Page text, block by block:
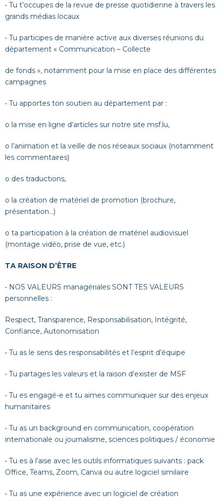
• Tu t’occupes de la revue de presse quotidienne à travers les
grands médias locaux
• Tu participes de manière active aux diverses réunions du
département « Communication – Collecte
de fonds », notamment pour la mise en place des différentes
campagnes
• Tu apportes ton soutien au département par :
o la mise en ligne d’articles sur notre site msf.lu,
o l’animation et la veille de nos réseaux sociaux (notamment
les commentaires)
o des traductions,
o la création de matériel de promotion (brochure,
présentation…)
o ta participation à la création de matériel audiovisuel
(montage vidéo, prise de vue, etc.)
TA RAISON D’ÊTRE
• NOS VALEURS managériales SONT TES VALEURS
personnelles :
Respect, Transparence, Responsabilisation, Intégrité,
Confiance, Autonomisation
• Tu as le sens des responsabilités et l’esprit d’équipe
• Tu partages les valeurs et la raison d’exister de MSF
• Tu es engagé-e et tu aimes communiquer sur des enjeux
humanitaires
• Tu as un background en communication, coopération
internationale ou journalisme, sciences politiques / économie
• Tu es à l’aise avec les outils informatiques suivants : pack
Office, Teams, Zoom, Canva ou autre logiciel similaire
• Tu as une expérience avec un logiciel de création